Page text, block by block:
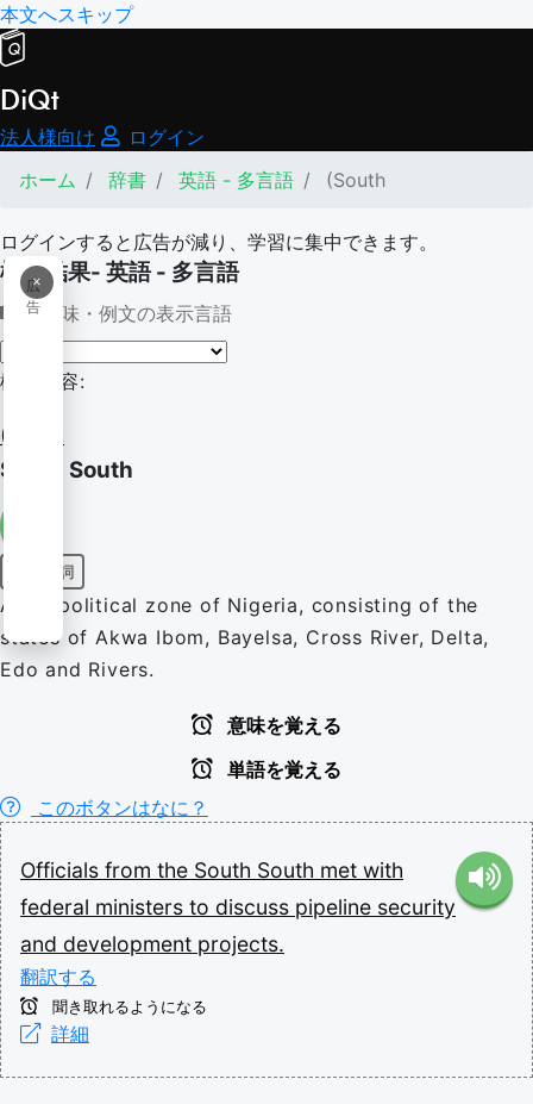
本文へスキップ
DiQt
法人様向け
ログイン
ホーム
辞書 英語 - 多言語 (South
ログインすると広告が減り、学習に集中できます。
×
広
告
検索結果- 英語 - 多言語
意味・例文の表示言語
検索内容:
(South
South South
固有名詞
A geopolitical zone of Nigeria, consisting of the
states of Akwa Ibom, Bayelsa, Cross River, Delta,
Edo and Rivers.
意味を覚える
単語を覚える
このボタンはなに？
Officials from the South South met with
federal ministers to discuss pipeline security
and development projects.
翻訳する
聞き取れるようになる
詳細